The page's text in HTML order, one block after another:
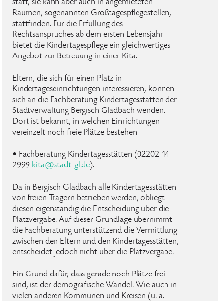
statt, sie kann aber auch in angemieteten
Räumen, sogenannten Großtagespflegestellen,
stattfinden. Für die Erfüllung des
Rechtsanspruches ab dem ersten Lebensjahr
bietet die Kindertagespflege ein gleichwertiges
Angebot zur Betreuung in einer Kita.
Eltern, die sich für einen Platz in
Kindertageseinrichtungen interessieren, können
sich an die Fachberatung Kindertagesstätten der
Stadtverwaltung Bergisch Gladbach wenden.
Dort ist bekannt, in welchen Einrichtungen
vereinzelt noch freie Plätze bestehen:
• Fachberatung Kindertagesstätten (02202 14
2999 kita@stadt-gl.de).
Da in Bergisch Gladbach alle Kindertagesstätten
von freien Trägern betrieben werden, obliegt
diesen eigenständig die Entscheidung über die
Platzvergabe. Auf dieser Grundlage übernimmt
die Fachberatung unterstützend die Vermittlung
zwischen den Eltern und den Kindertagesstätten,
entscheidet jedoch nicht über die Platzvergabe.
Ein Grund dafür, dass gerade noch Plätze frei
sind, ist der demografische Wandel. Wie auch in
vielen anderen Kommunen und Kreisen (u. a.